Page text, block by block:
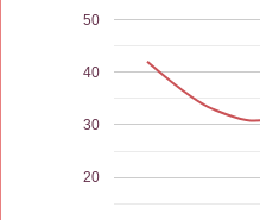
20
30
40
50